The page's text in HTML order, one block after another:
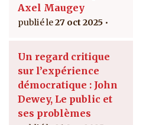
Axel Maugey
27 oct 2025
Un regard critique
sur l’expérience
démocratique : John
Dewey, Le public et
ses problèmes